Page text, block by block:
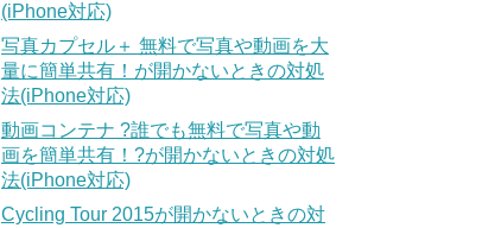
(iPhone対応)
写真カプセル＋ 無料で写真や動画を大
量に簡単共有！が開かないときの対処
法(iPhone対応)
動画コンテナ ?誰でも無料で写真や動
画を簡単共有！?が開かないときの対処
法(iPhone対応)
Cycling Tour 2015が開かないときの対